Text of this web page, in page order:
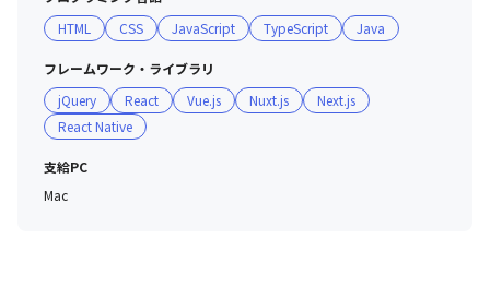
HTML
CSS JavaScript TypeScript Java
フレームワーク・ライブラリ
jQuery
React Vue.js Nuxt.js
Next.js
React Native
支給PC
Mac